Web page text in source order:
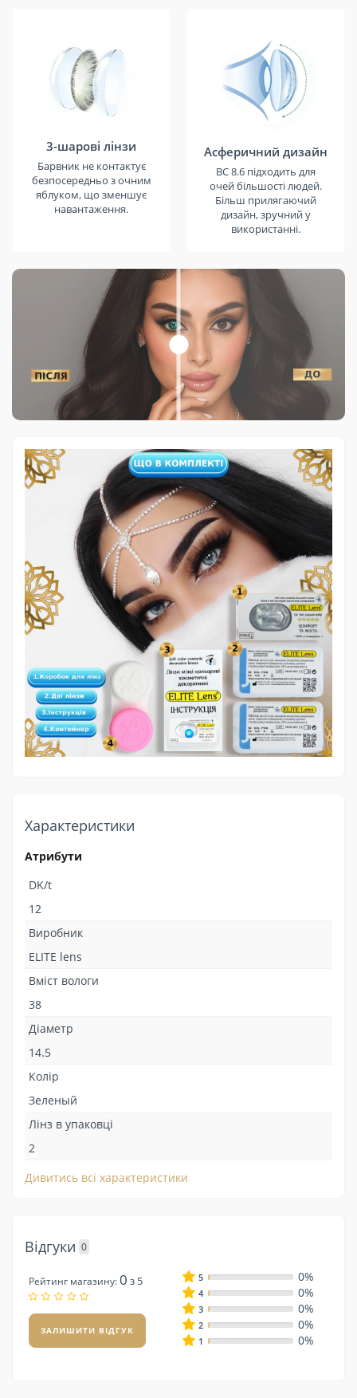
3-шарові лінзи
Барвник не контактує
безпосередньо з очним
яблуком, що зменшує
навантаження.
Асферичний дизайн
BC 8.6 підходить для
очей більшості людей.
Більш прилягаючий
дизайн, зручний у
використанні.
Характеристики
Атрибути
DK/t
12
Виробник
ELITE lens
Вміст вологи
38
Діаметр
14.5
Колір
Зеленый
Лінз в упаковці
2
Дивитись всі характеристики
Відгуки 0
Рейтинг магазину:0 з 5
ЗАЛИШИТИ ВІДГУК
5 0%
4 0%
3 0%
2 0%
1 0%